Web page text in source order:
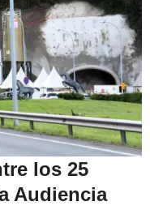
los 25
Audiencia